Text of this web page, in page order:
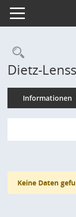
Toggle navigation
Dietz-
Informationen
Keine Daten